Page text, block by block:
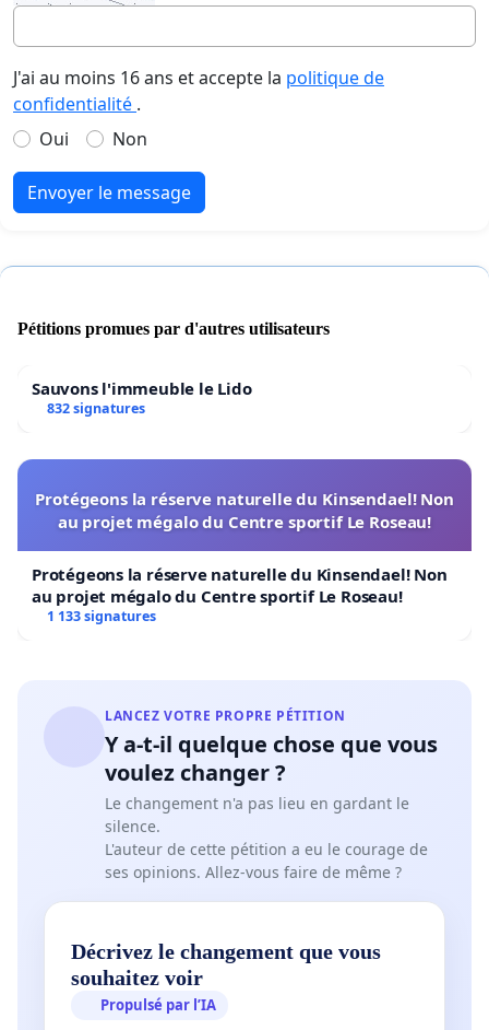
J'ai au moins 16 ans et accepte la politique de
confidentialité .
Oui
Non
Envoyer le message
Pétitions promues par d'autres utilisateurs
Sauvons l'immeuble le Lido
832 signatures
Protégeons la réserve naturelle du Kinsendael! Non
au projet mégalo du Centre sportif Le Roseau!
Protégeons la réserve naturelle du Kinsendael! Non
au projet mégalo du Centre sportif Le Roseau!
1 133 signatures
LANCEZ VOTRE PROPRE PÉTITION
Y a-t-il quelque chose que vous
voulez changer ?
Le changement n'a pas lieu en gardant le
silence.
L'auteur de cette pétition a eu le courage de
ses opinions. Allez-vous faire de même ?
Décrivez le changement que vous
souhaitez voir
Propulsé par l’IA